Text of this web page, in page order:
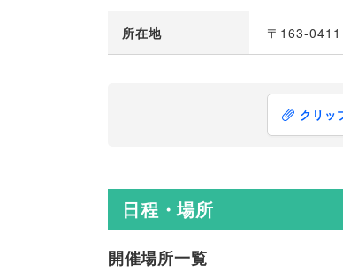
所在地 〒163-
クリッ
日程・場所
開催場所一覧